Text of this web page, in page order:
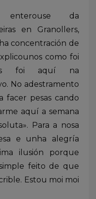
enterouse da
en Granollers,
concentración de
como foi
foi aquí na
No adestramento
facer pesas cando
aquí a semana
Para a nosa
e unha alegría
ilusión porque
feito de que
Estou moi moi